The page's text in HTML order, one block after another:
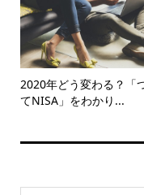
2020年どう変わる？「
てNISA」をわかり...